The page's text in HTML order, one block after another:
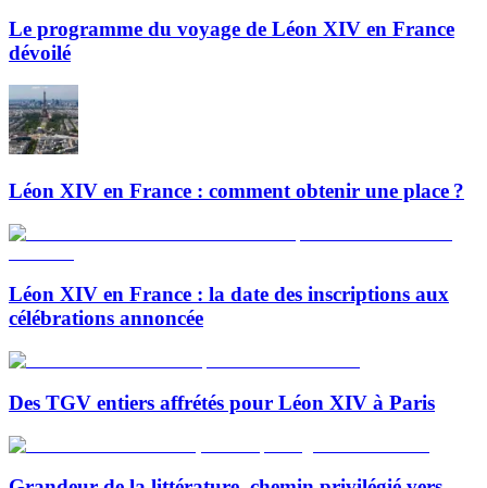
Le programme du voyage de Léon XIV en France
dévoilé
Léon XIV en France : comment obtenir une place ?
Léon XIV en France : la date des inscriptions aux
célébrations annoncée
Des TGV entiers affrétés pour Léon XIV à Paris